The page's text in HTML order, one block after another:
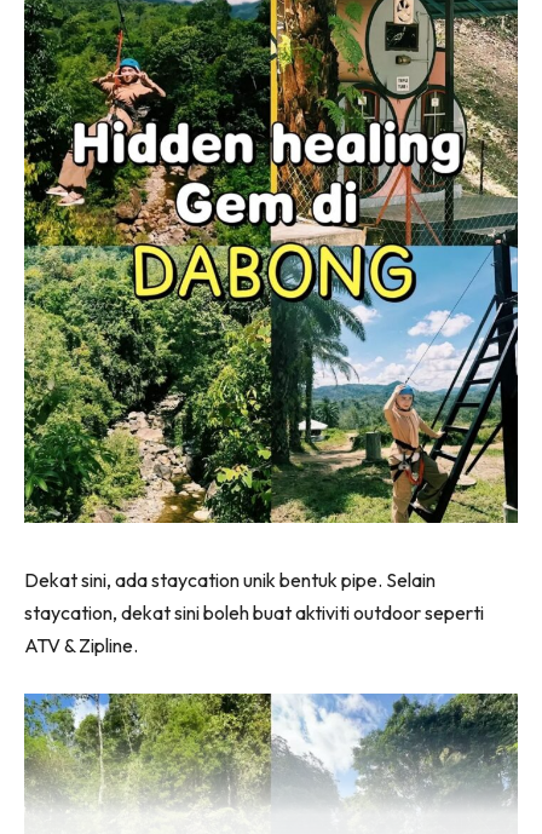
Dekat sini, ada staycation unik bentuk pipe. Selain
staycation, dekat sini boleh buat aktiviti outdoor seperti
ATV & Zipline.